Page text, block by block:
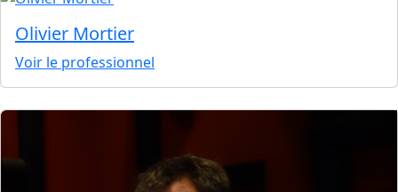
Olivier Mortier
Voir le professionnel